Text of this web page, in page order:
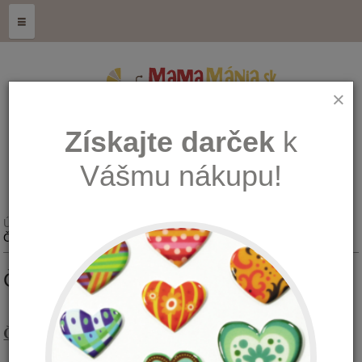
≡
Úvod
Čo sú esenciálne oleje?
ČO SÚ ESENCIÁLNE OLEJE?
Čo sú esenciálne oleje?
×
Získajte darček k
Vášmu nákupu!